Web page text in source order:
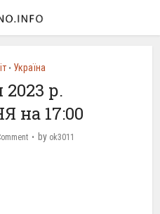
• Україна
2023 р.
на 17:00
by ok3011